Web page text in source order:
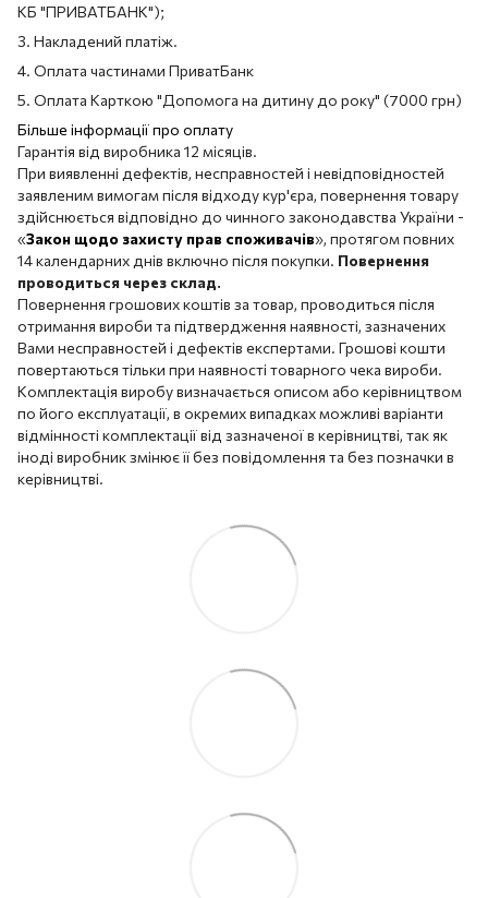
КБ "ПРИВАТБАНК");
3. Накладений платіж.
4. Оплата частинами ПриватБанк
5. Оплата Карткою "Допомога на дитину до року" (7000 грн)
Більше інформації про оплату
Гарантія від виробника 12 місяців.
При виявленні дефектів, несправностей і невідповідностей
заявленим вимогам після відходу кур'єра, повернення товару
здійснюється відповідно до чинного законодавства України -
«Закон щодо захисту прав споживачів», протягом повних
14 календарних днів включно після покупки. Повернення
проводиться через склад.
Повернення грошових коштів за товар, проводиться після
отримання вироби та підтвердження наявності, зазначених
Вами несправностей і дефектів експертами. Грошові кошти
повертаються тільки при наявності товарного чека вироби.
Комплектація виробу визначається описом або керівництвом
по його експлуатації, в окремих випадках можливі варіанти
відмінності комплектації від зазначеної в керівництві, так як
іноді виробник змінює її без повідомлення та без позначки в
керівництві.